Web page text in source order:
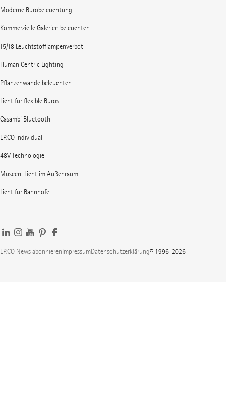
Moderne Bürobeleuchtung
Kommerzielle Galerien beleuchten
T5/T8 Leuchtstofflampenverbot
Human Centric Lighting
Pflanzenwände beleuchten
Licht für flexible Büros
Casambi Bluetooth
ERCO individual
48V Technologie
Museen: Licht im Außenraum
Licht für Bahnhöfe
ERCO News abonnierenImpressumDatenschutzerklärung© 1996-2026